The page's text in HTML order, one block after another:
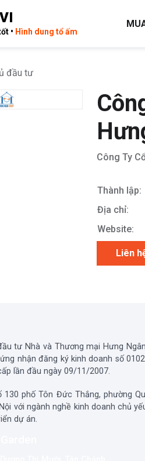
• Hình dung tổ ấm
đầu tư
Công Ty
Thành lập:
Địa chỉ:
Website:
Liên
tư Nhà và Thương mại Hưng
nhận đăng ký kinh doanh số
lần đầu ngày 09/11/2007.
130 phố Tôn Đức Thắng, phường
với ngành nghề kinh doanh chủ
dự án.